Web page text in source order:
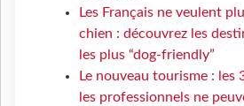
Les Français ne veulent
chien : découvrez les
les plus “dog-friendly”
Le nouveau tourisme : les
les professionnels ne